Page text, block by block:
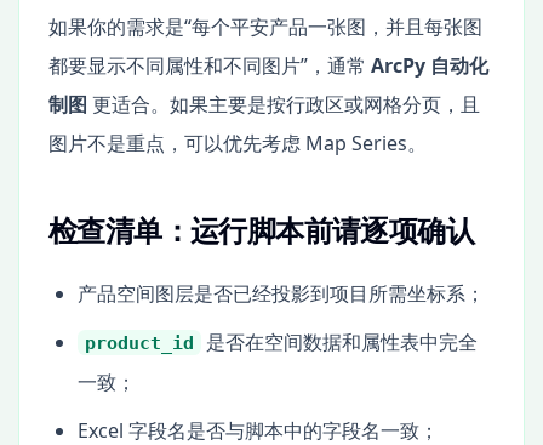
如果你的需求是“每个平安产品一张图，并且每张图
都要显示不同属性和不同图片”，通常 ArcPy 自动化
制图 更适合。如果主要是按行政区或网格分页，且
图片不是重点，可以优先考虑 Map Series。
检查清单：运行脚本前请逐项确认
产品空间图层是否已经投影到项目所需坐标系；
product_id
是否在空间数据和属性表中完全
一致；
Excel 字段名是否与脚本中的字段名一致；